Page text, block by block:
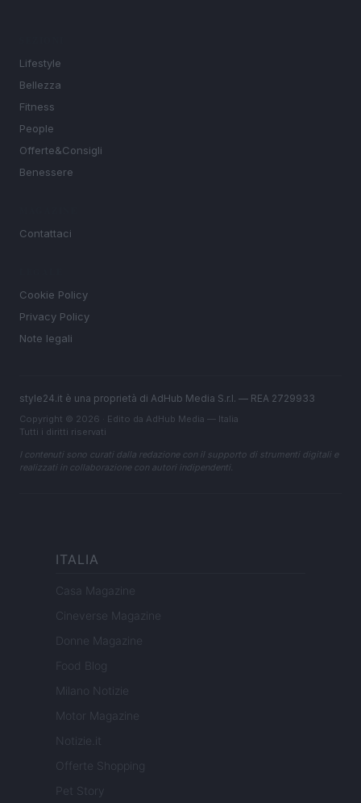
Lifestyle
Bellezza
Fitness
People
Offerte&Consigli
Benessere
Contattaci
Cookie Policy
Privacy Policy
Note legali
style24.it è una proprietà di AdHub Media S.r.l. — REA 2729933
Copyright © 2026 · Edito da AdHub Media — Italia
Tutti i diritti riservati
I contenuti sono curati dalla redazione con il supporto di strumenti digitali e
realizzati in collaborazione con autori indipendenti.
ITALIA
Casa Magazine
Cineverse Magazine
Donne Magazine
Food Blog
Milano Notizie
Motor Magazine
Notizie.it
Offerte Shopping
Pet Story